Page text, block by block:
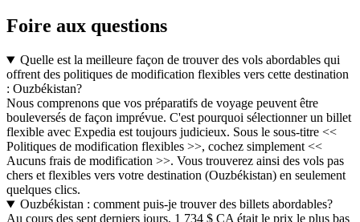
Foire aux questions
Quelle est la meilleure façon de trouver des vols abordables qui
offrent des politiques de modification flexibles vers cette destination
: Ouzbékistan?
Nous comprenons que vos préparatifs de voyage peuvent être
bouleversés de façon imprévue. C'est pourquoi sélectionner un billet
flexible avec Expedia est toujours judicieux. Sous le sous-titre <<
Politiques de modification flexibles >>, cochez simplement <<
Aucuns frais de modification >>. Vous trouverez ainsi des vols pas
chers et flexibles vers votre destination (Ouzbékistan) en seulement
quelques clics.
Ouzbékistan : comment puis-je trouver des billets abordables?
Au cours des sept derniers jours, 1 734 $ CA était le prix le plus bas